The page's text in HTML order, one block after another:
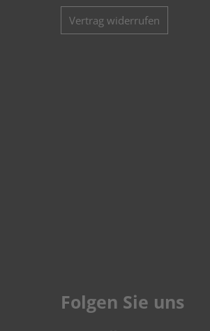
Vertrag widerrufen
Folgen Sie uns